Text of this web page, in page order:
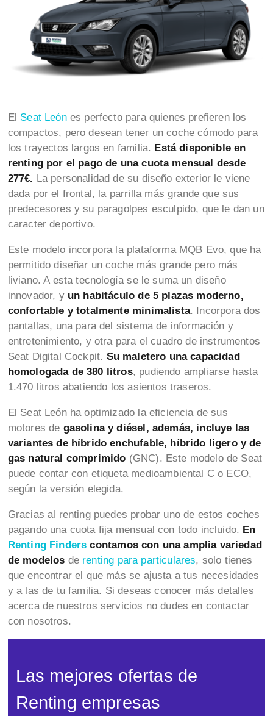
El Seat Leónes perfecto para quienes prefieren los
compactos, pero desean tener un coche cómodo para
los trayectos largos en familia. Está disponible en
renting por el pago de una cuota mensual desde
277€. La personalidad de su diseño exterior le viene
dada por el frontal, la parrilla más grande que sus
predecesores y su paragolpes esculpido, que le dan un
caracter deportivo.
Este modelo incorpora la plataforma MQB Evo, que ha
permitido diseñar un coche más grande pero más
liviano. A esta tecnología se le suma un diseño
innovador, y un habitáculo de 5 plazas moderno,
confortable y totalmente minimalista. Incorpora dos
pantallas, una para del sistema de información y
entretenimiento, y otra para el cuadro de instrumentos
Seat Digital Cockpit. Su maletero una capacidad
homologada de 380 litros, pudiendo ampliarse hasta
1.470 litros abatiendo los asientos traseros.
El Seat León ha optimizado la eficiencia de sus
motores de gasolina y diésel, además, incluye las
variantes de híbrido enchufable, híbrido ligero y de
gas natural comprimido (GNC). Este modelo de Seat
puede contar con etiqueta medioambiental C o ECO,
según la versión elegida.
Gracias al renting puedes probar uno de estos coches
pagando una cuota fija mensual con todo incluido. En
Renting Finders contamos con una amplia variedad
de modelos de renting para particulares, solo tienes
que encontrar el que más se ajusta a tus necesidades
y a las de tu familia. Si deseas conocer más detalles
acerca de nuestros servicios no dudes en contactar
con nosotros.
Las mejores ofertas de
Renting empresas